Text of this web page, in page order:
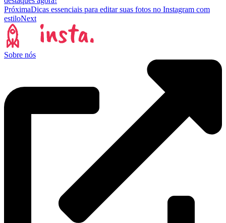
PróximaDicas essenciais para editar suas fotos no Instagram com
estiloNext
Sobre nós